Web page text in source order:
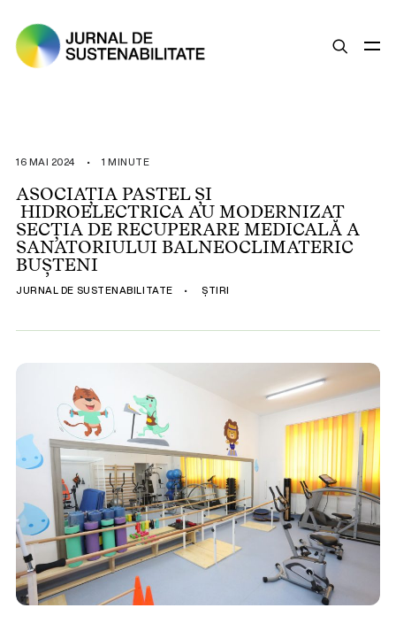
ȘTIRI
OPINII
ESG
LEGISLAȚIE
BUNE PRACTICI
COMPANII SUSTENABILE
16 MAI 2024 • 1 MINUTE
ASOCIAȚIA PASTEL ȘI
HIDROELECTRICA AU MODERNIZAT
SECȚIA DE RECUPERARE MEDICALĂ A
SANATORIULUI BALNEOCLIMATERIC
BUȘTENI
JURNAL DE SUSTENABILITATE • ȘTIRI